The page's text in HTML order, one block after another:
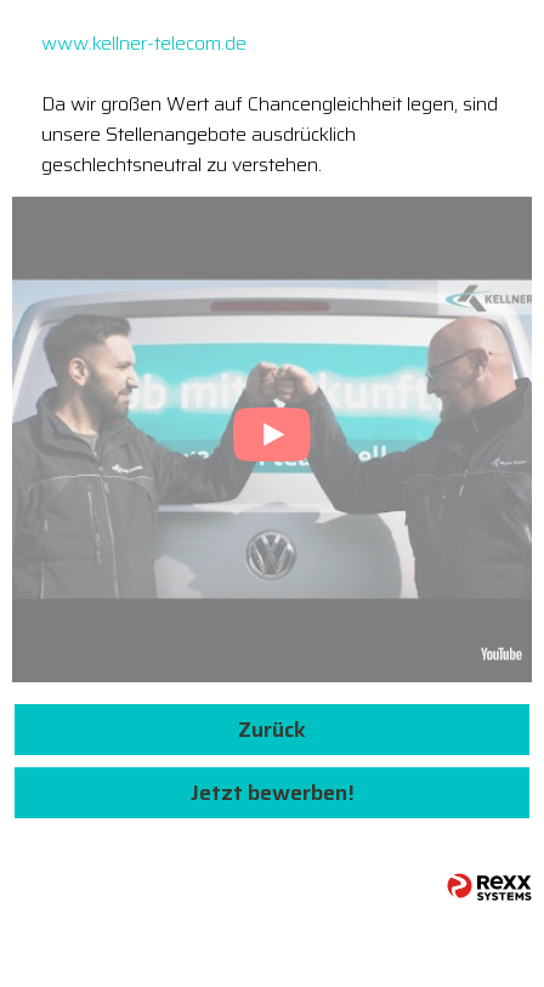
www.kellner-telecom.de
Da wir großen Wert auf Chancengleichheit legen, sind
unsere Stellenangebote ausdrücklich
geschlechtsneutral zu verstehen.
Zurück
Jetzt bewerben!